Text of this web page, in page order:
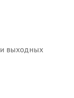
выходных